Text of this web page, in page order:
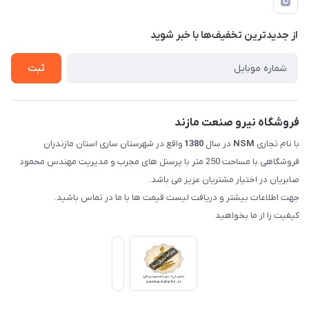
لیست محصولات
درباره ما
حریم خصوصی
راهنما
از جدید‌ترین تخفیف‌ها با‌ خبر شوید
ثبت
فروشگاه نیرو صنعت مازند
با نام تجاری NSM در سال 1380 واقع در شهرستان ساری استان مازندران
فروشگاهی با مساحت 250 متر با پرسنل های مجرب و مدیریت مهندس محمود
صابریان در اختیار مشتریان عزیز می باشد.
جهت اطلاعات بیشتر و دریافت لیست قیمت ها با ما در تماس باشید.
کیفیت را از ما بخواهید